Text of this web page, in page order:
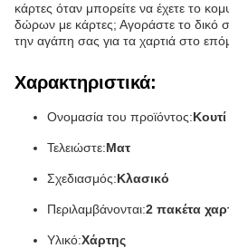
κάρτες όταν μπορείτε να έχετε το
δώρων με κάρτες; Αγοράστε το δικό
την αγάπη σας για τα χαρτιά στο
Χαρακτηριστικά:
Ονομασία του προϊόντος:
Τελειώστε:Ματ
Σχεδιασμός:Κλασικό
Περιλαμβάνονται:2 πακέτα
Υλικό:Χάρτης